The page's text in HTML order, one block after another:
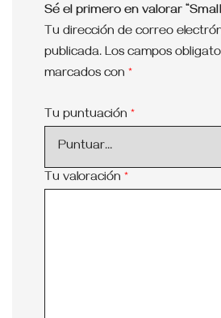
Sé el primero en valorar
Tu dirección de correo
publicada. Los campos
marcados con *
Tu puntuación *
Tu valoración *